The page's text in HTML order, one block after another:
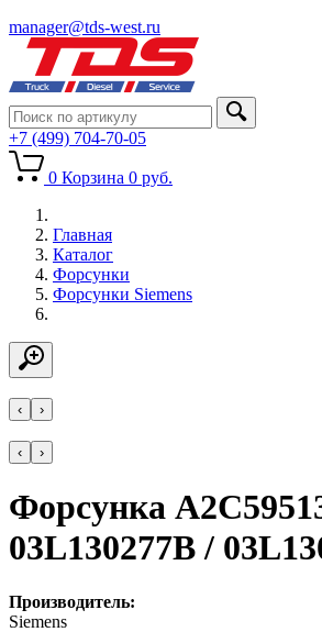
manager@tds-west.ru
+7 (499) 704-70-05
0 Корзина 0 руб.
Главная
Каталог
Форсунки
Форсунки Siemens
‹ ›
‹ ›
Форсунка
03L130277B /
Производитель:
Siemens